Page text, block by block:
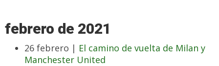
febrero de 2021
26 febrero | El camino de vuelta de Milan y
Manchester United